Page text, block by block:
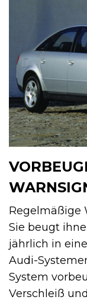
Regelmäßige
Sie beugt
jährlich in
Audi-
System
Verschleiß